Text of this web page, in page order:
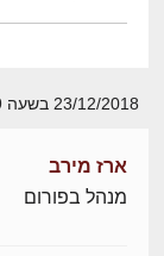
23/12/2018 בשעה 22:49
ארז מירב
מנהל בפורום